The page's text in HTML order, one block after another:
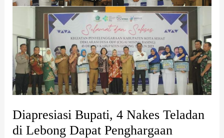
Diapresiasi Bupati, 4 Nakes Teladan
di Lebong Dapat Penghargaan
Nakes
di
Lebong
Dapat
Penghargaan